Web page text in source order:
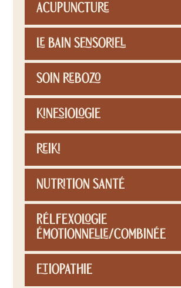
Acupuncture
Le bain sensoriel
Soin rebozo
Kinesiologie
Reiki
Nutrition santé
Rélfexologie
émotionnelle/combinée
Etiopathie